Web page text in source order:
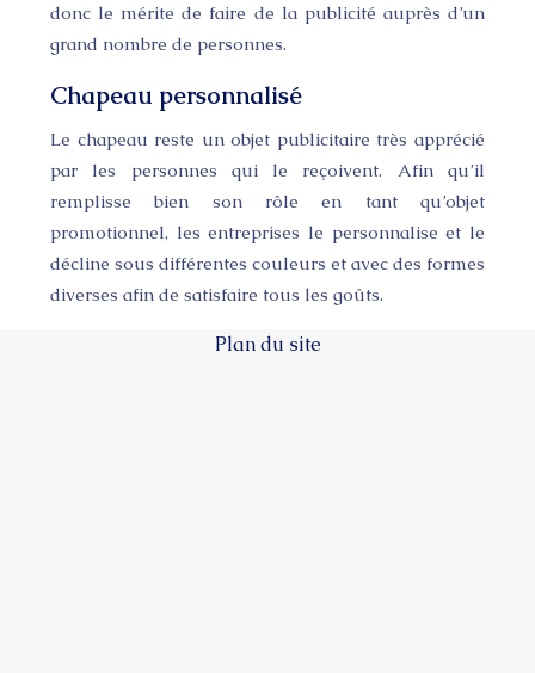
donc le mérite de faire de la publicité auprès d’un
grand nombre de personnes.
Chapeau personnalisé
Le chapeau reste un objet publicitaire très apprécié
par les personnes qui le reçoivent. Afin qu’il
remplisse bien son rôle en tant qu’objet
promotionnel, les entreprises le personnalise et le
décline sous différentes couleurs et avec des formes
diverses afin de satisfaire tous les goûts.
Plan du site